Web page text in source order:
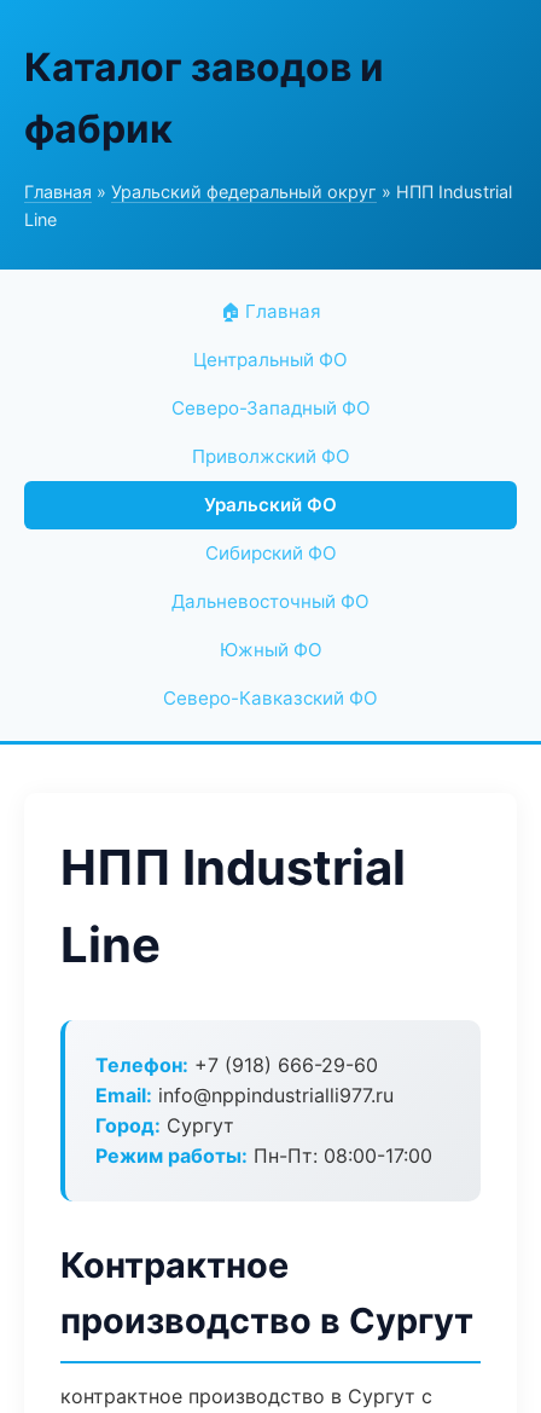
Каталог заводов и
фабрик
Главная » Уральский федеральный округ » НПП Industrial
Line
🏠 Главная
Центральный ФО
Северо-Западный ФО
Приволжский ФО
Уральский ФО
Сибирский ФО
Дальневосточный ФО
Южный ФО
Северо-Кавказский ФО
НПП Industrial
Line
Телефон: +7 (918) 666-29-60
Email: info@nppindustrialli977.ru
Город: Сургут
Режим работы: Пн-Пт: 08:00-17:00
Контрактное
производство в Сургут
контрактное производство в Сургут с